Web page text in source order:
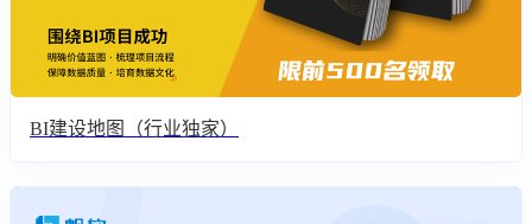
BI建设地图（行业独家）